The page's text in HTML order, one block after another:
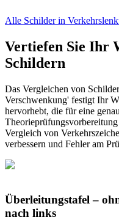
Alle Schilder in
Vertiefen Sie Ihr
Schildern
Das Vergleichen von
Verschwenkung' festigt Ihr
hervorhebt, die für eine
Vergleich von
verbessern und Fehler am
Überleitungstafel –
nach links